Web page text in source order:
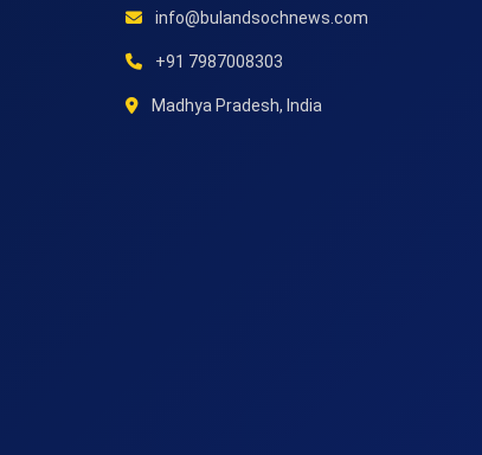
info@bulandsochnews.com
+91 7987008303
Madhya Pradesh, India